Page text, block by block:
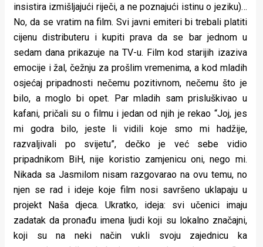
insistira izmišljajući riječi, a ne poznajući istinu o jeziku)…
No, da se vratim na film. Svi javni emiteri bi trebali platiti
cijenu distributeru i kupiti prava da se bar jednom u
sedam dana prikazuje na TV-u. Film kod starijih izaziva
emocije i žal, čežnju za prošlim vremenima, a kod mladih
osjećaj pripadnosti nečemu pozitivnom, nečemu što je
bilo, a moglo bi opet. Par mladih sam prisluškivao u
kafani, pričali su o filmu i jedan od njih je rekao “Joj, jes
mi godra bilo, jeste li vidili koje smo mi hadžije,
razvaljivali po svijetu”, dečko je već sebe vidio
pripadnikom BiH, nije koristio zamjenicu oni, nego mi.
Nikada sa Jasmilom nisam razgovarao na ovu temu, no
njen se rad i ideje koje film nosi savršeno uklapaju u
projekt Naša djeca. Ukratko, ideja: svi učenici imaju
zadatak da pronađu imena ljudi koji su lokalno značajni,
koji su na neki način vukli svoju zajednicu ka